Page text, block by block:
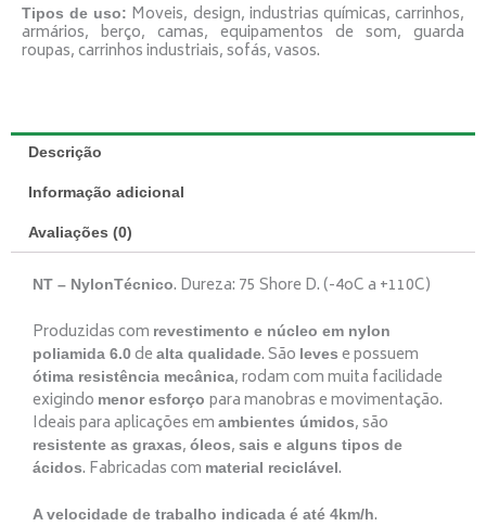
Tipos de uso: Moveis, design, industrias químicas, carrinhos,
armários, berço, camas, equipamentos de som, guarda
roupas, carrinhos industriais, sofás, vasos.
Descrição
Informação adicional
Avaliações (0)
NT – NylonTécnico. Dureza: 75 Shore D. (-4oC a +110C)
Produzidas com revestimento e núcleo em nylon
poliamida 6.0 de alta qualidade. São leves e possuem
ótima resistência mecânica, rodam com muita facilidade
exigindo menor esforço para manobras e movimentação.
Ideais para aplicações em ambientes úmidos, são
resistente as graxas, óleos, sais e alguns tipos de
ácidos. Fabricadas com material reciclável.
A velocidade de trabalho indicada é até 4km/h.